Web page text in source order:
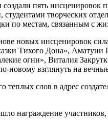
пять
студентами творческих
по местам, связанным с
новых инсценировок
Тихого Дона», Аматуни
огни», Виталия
новому взглянуть на
слов в адрес
награждение